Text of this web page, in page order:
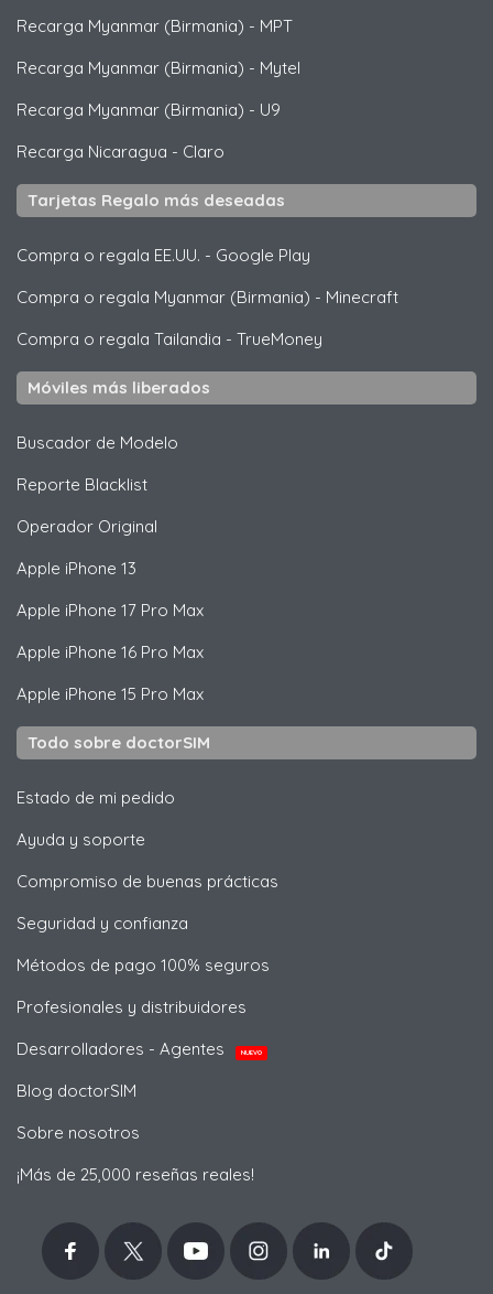
Recarga Myanmar (Birmania) - MPT
Recarga Myanmar (Birmania) - Mytel
Recarga Myanmar (Birmania) - U9
Recarga Nicaragua - Claro
Tarjetas Regalo más deseadas
Compra o regala EE.UU. - Google Play
Compra o regala Myanmar (Birmania) - Minecraft
Compra o regala Tailandia - TrueMoney
Móviles más liberados
Buscador de Modelo
Reporte Blacklist
Operador Original
Apple iPhone 13
Apple iPhone 17 Pro Max
Apple iPhone 16 Pro Max
Apple iPhone 15 Pro Max
Todo sobre doctorSIM
Estado de mi pedido
Ayuda y soporte
Compromiso de buenas prácticas
Seguridad y confianza
Métodos de pago 100% seguros
Profesionales y distribuidores
Desarrolladores - Agentes
NUEVO
Blog doctorSIM
Sobre nosotros
¡Más de 25,000 reseñas reales!